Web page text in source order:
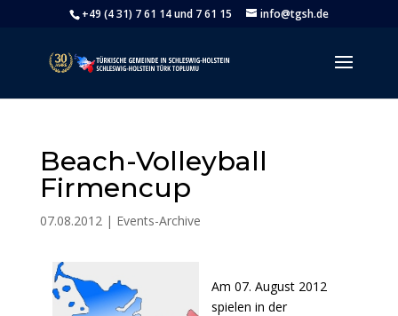
+49 (4 31) 7 61 14 und 7 61 15 info@tgsh.de
Beach-Volleyball
Firmencup
07.08.2012| Events-Archive
Am 07. August 2012
spielen in der